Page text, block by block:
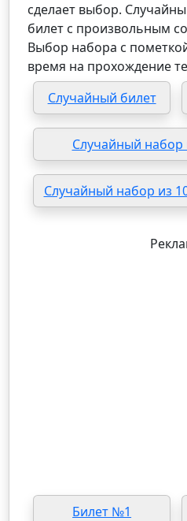
сделает выбор.
билет с произвольным
Выбор набора с
время на прохождение
Случайный билет
Случайный набор
Случайный набор из
Билет №1